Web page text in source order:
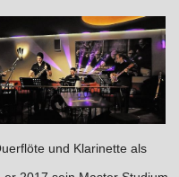
und Klarinette als